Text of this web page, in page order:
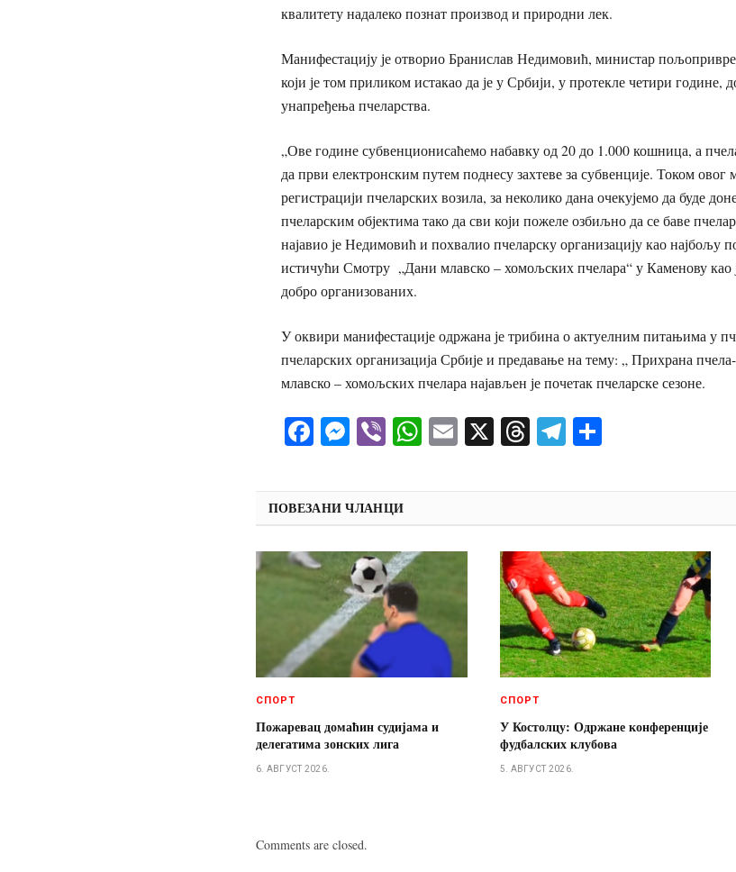
квалитету надалеко познат производ и природни лек.
Манифестацију је отворио Бранислав Недимовић, министар
који је том приликом истакао да је у Србији, у протекле четири године,
унапређења пчеларства.
„Ове године субвенционисаћемо набавку од 20 до 1.000 кошница, а
да први електронским путем поднесу захтеве за субвенције. Током
регистрацији пчеларских возила, за неколико дана очекујемо да буде
пчеларским објектима тако да сви који пожеле озбиљно да се баве
најавио је Недимовић и похвалио пчеларску организацију као најбољу
истичући Смотру „Дани млавско – хомољских пчелара“ у Каменову као
добро организованих.
У оквири манифестације одржана је трибина о актуелним питањима у
пчеларских организација Србије и предавање на тему: „ Прихрана
млавско – хомољских пчелара најављен је почетак пчеларске сезоне.
Facebook
Messenger
ViberWhatsApp
Email
X ThreadsTelegram
ПОВЕЗАНИ ЧЛАНЦИ
СПОРТ
Пожаревац домаћин судијама и
делегатима зонских лига
6. АВГУСТ 2026.
СПОРТ
У Костолцу: Одржане конференције
фудбалских клубова
5. АВГУСТ 2026.
Comments are closed.